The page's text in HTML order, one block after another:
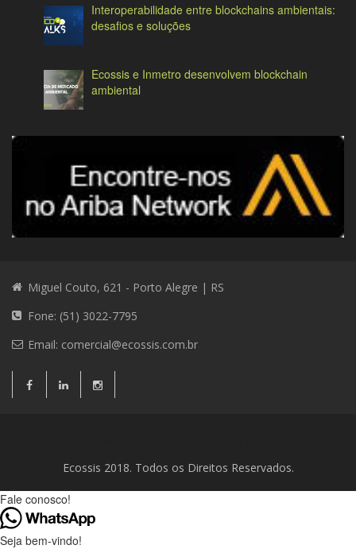
Interoperabilidade entre blockchains ambientais:
desafios e soluções
Ecossis e Inmetro desenvolvem blockchain
ambiental
Miguel Couto, 621 - Porto Alegre | RS
Fone: (51) 3022-7795
Email: comercial@ecossis.com.br
Ecossis 2018. Todos os Direitos Reservados.
Fale conosco!
Seja bem-vindo!